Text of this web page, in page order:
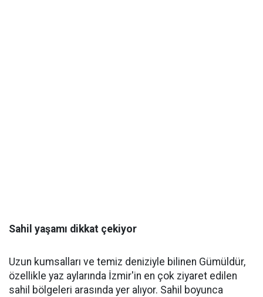
Sahil yaşamı dikkat çekiyor
Uzun kumsalları ve temiz deniziyle bilinen Gümüldür,
özellikle yaz aylarında İzmir'in en çok ziyaret edilen
sahil bölgeleri arasında yer alıyor. Sahil boyunca